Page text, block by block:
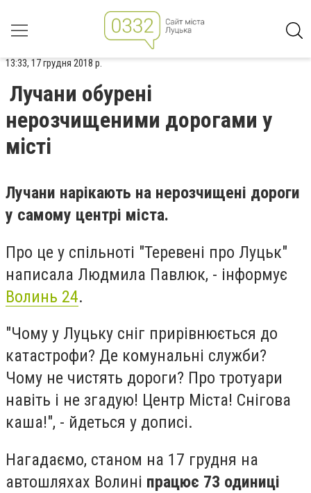
13:33, 17 грудня 2018 р.
Лучани обурені
нерозчищеними дорогами у
місті
Лучани нарікають на нерозчищені дороги
у самому центрі міста.
Про це у спільноті "Теревені про Луцьк"
написала Людмила Павлюк, - інформує
Волинь 24.
"Чому у Луцьку сніг прирівнюється до
катастрофи? Де комунальні служби?
Чому не чистять дороги? Про тротуари
навіть і не згадую! Центр Міста! Снігова
каша!", - йдеться у дописі.
Нагадаємо, станом на 17 грудня на
автошляхах Волині працює 73 одиниці